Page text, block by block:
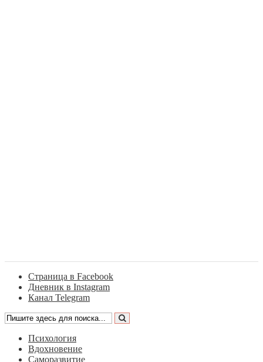
Страница в Facebook
Дневник в Instagram
Канал Telegram
Психология
Вдохновение
Саморазвитие